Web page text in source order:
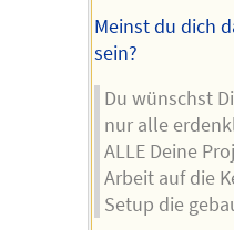
Meinst du dich
sein?
Du wünschst
nur alle
ALLE Deine
Arbeit auf die
Setup die